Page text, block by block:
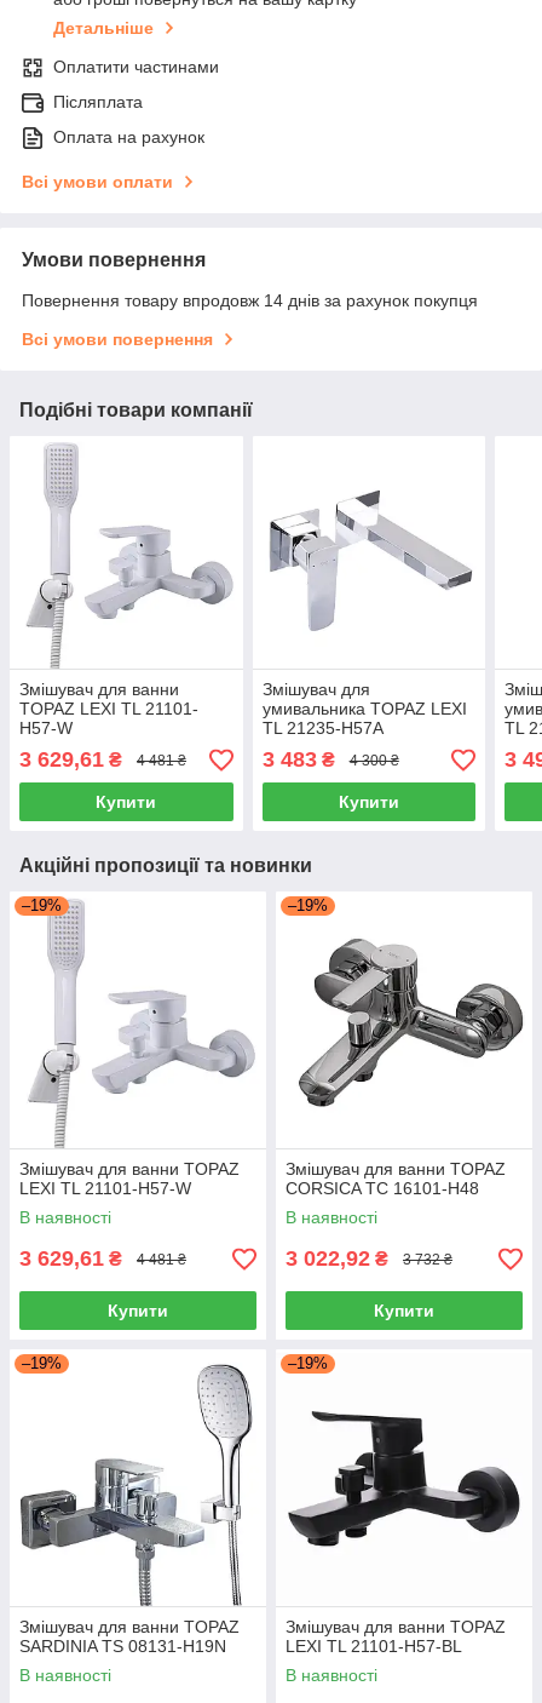
Детальніше
Оплатити частинами
Післяплата
Оплата на рахунок
Всі умови оплати
Умови повернення
Повернення товару впродовж 14 днів за рахунок покупця
Всі умови повернення
Подібні товари компанії
Змішувач для ванни
TOPAZ LEXI TL 21101-
H57-W
3 629,61 ₴ 4 481 ₴
Купити
Змішувач для
умивальника TOPAZ LEXI
TL 21235-H57A
3 483₴ 4 300 ₴
Купити
TL
3
Акційні пропозиції та новинки
–19%
Змішувач для ванни TOPAZ
LEXI TL 21101-H57-W
В наявності
3 629,61 ₴ 4 481 ₴
Купити
–19%
Змішувач для ванни TOPAZ
CORSICA TC 16101-H48
В наявності
3 022,92 ₴ 3 732 ₴
Купити
–19%
Змішувач для ванни TOPAZ
SARDINIA TS 08131-H19N
В наявності
–19%
Змішувач для ванни TOPAZ
LEXI TL 21101-H57-BL
В наявності